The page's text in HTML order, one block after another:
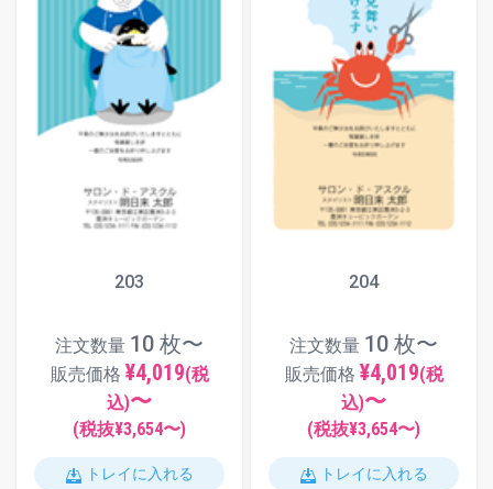
203
注文数量 10 枚〜
販売価格 ¥4,019(税
込)〜
(税抜¥3,654〜)
トレイに入れる
204
注文数量 10 枚〜
販売価格 ¥4,019(税
込)〜
(税抜¥3,654〜)
トレイに入れる